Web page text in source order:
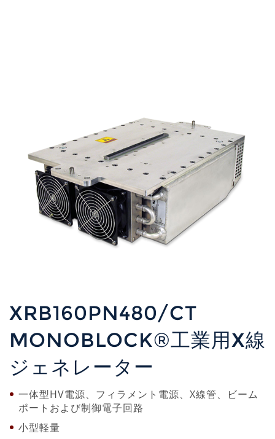
XRB160PN480/CT
MONOBLOCK®工業用X線
ジェネレーター
一体型HV電源、フィラメント電源、X線管、ビーム
ポートおよび制御電子回路
小型軽量